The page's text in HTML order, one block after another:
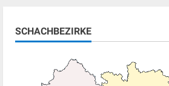
SCHACHBEZIRKE